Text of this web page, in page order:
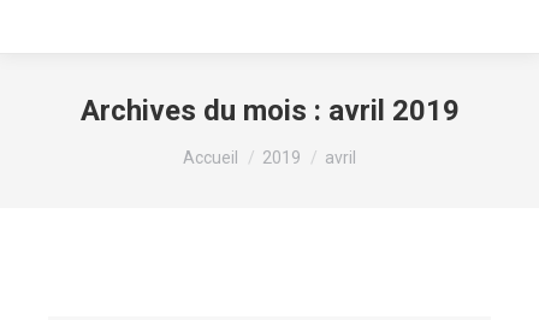
Archives du mois : avril 2019
Vous êtes ici :
Accueil 2019 avril